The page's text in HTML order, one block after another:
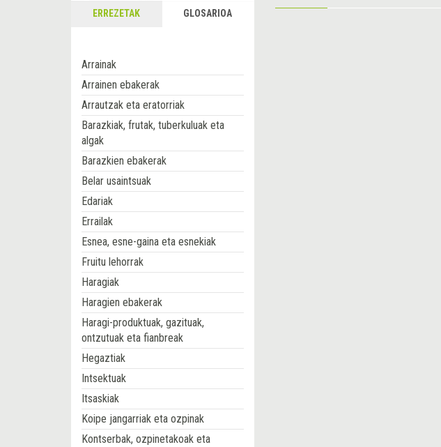
ERREZETAK GLOSARIOA
Arrainak
Arrainen ebakerak
Arrautzak eta eratorriak
Barazkiak, frutak, tuberkuluak eta
algak
Barazkien ebakerak
Belar usaintsuak
Edariak
Errailak
Esnea, esne-gaina eta esnekiak
Fruitu lehorrak
Haragiak
Haragien ebakerak
Haragi-produktuak, gazituak,
ontzutuak eta fianbreak
Hegaztiak
Intsektuak
Itsaskiak
Koipe jangarriak eta ozpinak
Kontserbak, ozpinetakoak eta